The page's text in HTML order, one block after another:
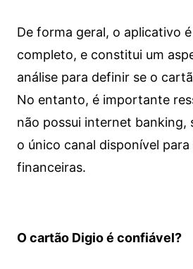
De forma geral, o aplicativo
completo, e constitui um
análise para definir se o
No entanto, é importante
não possui internet banking,
o único canal disponível
financeiras.
O cartão Digio é confiável?